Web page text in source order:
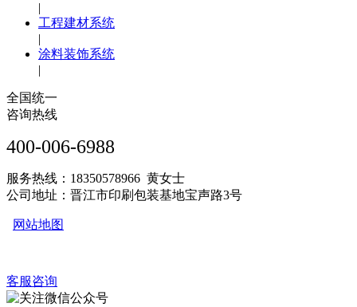
|
工程建材系统
|
涂料装饰系统
|
全国统一
咨询热线
400-006-6988
服务热线：18350578966 黄女士
公司地址：晋江市印刷包装基地宝声路3号
网站地图
客服咨询